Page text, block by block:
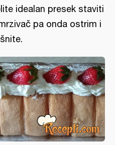
idealan presek staviti
pa onda ostrim i